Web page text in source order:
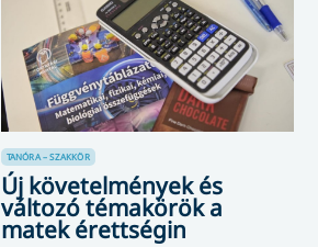
TANÓRA – SZAKKÖR
Új követelmények és
változó témakörök a
matek érettségin